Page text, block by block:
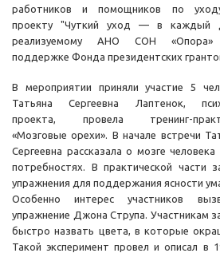
работников и помощников по
проекту "Чуткий уход — в каждый
реализуемому АНО СОН «Опора»
поддержке Фонда президентских
В мероприятии приняли участие 5
Татьяна Сергеевна Лаптенок,
проекта, провела тренинг-
«Мозговые орехи». В начале встречи
Сергеевна рассказала о мозге человека
потребностях. В практической части
упражнения для поддержания ясности
Особенно интерес участников
упражнение Джона Струпа. Участникам
быстро назвать цвета, в которые
Такой эксперимент провел и описал в